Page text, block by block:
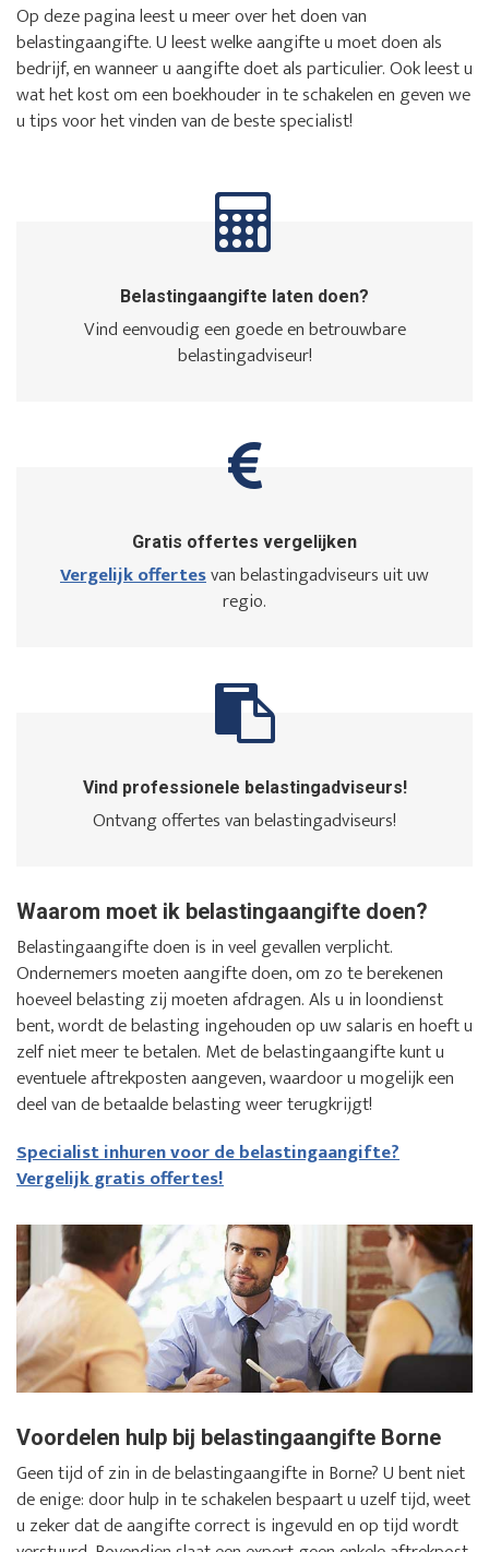
Op deze pagina leest u meer over het doen van
belastingaangifte. U leest welke aangifte u moet doen als
bedrijf, en wanneer u aangifte doet als particulier. Ook leest u
wat het kost om een boekhouder in te schakelen en geven we
u tips voor het vinden van de beste specialist!
Belastingaangifte laten doen?
Vind eenvoudig een goede en betrouwbare
belastingadviseur!
Gratis offertes vergelijken
Vergelijk offertesvan belastingadviseurs uit uw
regio.
Vind professionele belastingadviseurs!
Ontvang offertes van belastingadviseurs!
Waarom moet ik belastingaangifte doen?
Belastingaangifte doen is in veel gevallen verplicht.
Ondernemers moeten aangifte doen, om zo te berekenen
hoeveel belasting zij moeten afdragen. Als u in loondienst
bent, wordt de belasting ingehouden op uw salaris en hoeft u
zelf niet meer te betalen. Met de belastingaangifte kunt u
eventuele aftrekposten aangeven, waardoor u mogelijk een
deel van de betaalde belasting weer terugkrijgt!
Specialist inhuren voor de belastingaangifte?
Vergelijk gratis offertes!
Voordelen hulp bij belastingaangifte Borne
Geen tijd of zin in de belastingaangifte in Borne? U bent niet
de enige: door hulp in te schakelen bespaart u uzelf tijd, weet
u zeker dat de aangifte correct is ingevuld en op tijd wordt